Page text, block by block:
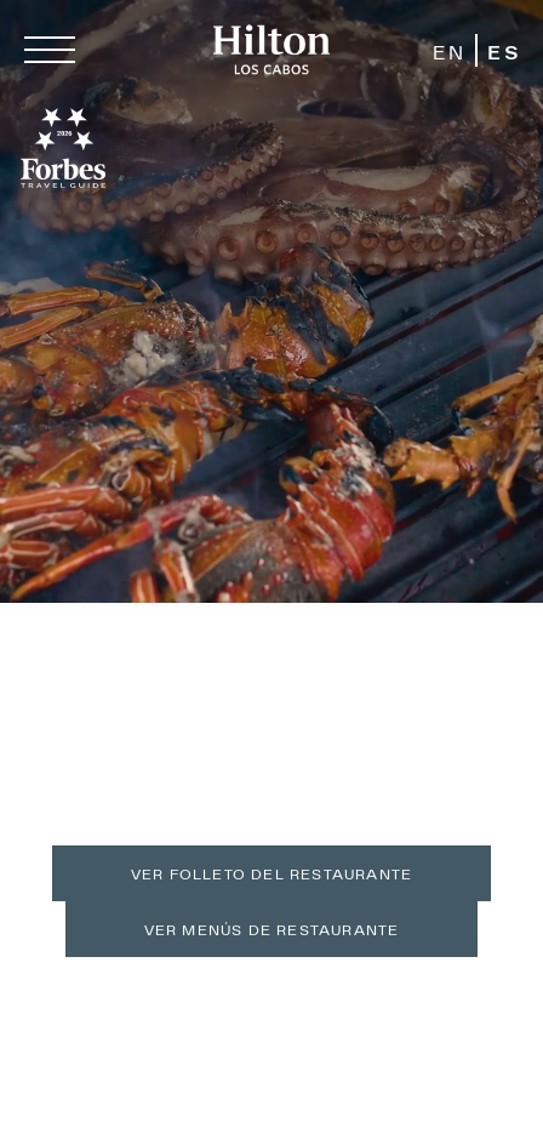
EN ES
VER FOLLETO DEL RESTAURANTE
VER MENÚS DE RESTAURANTE